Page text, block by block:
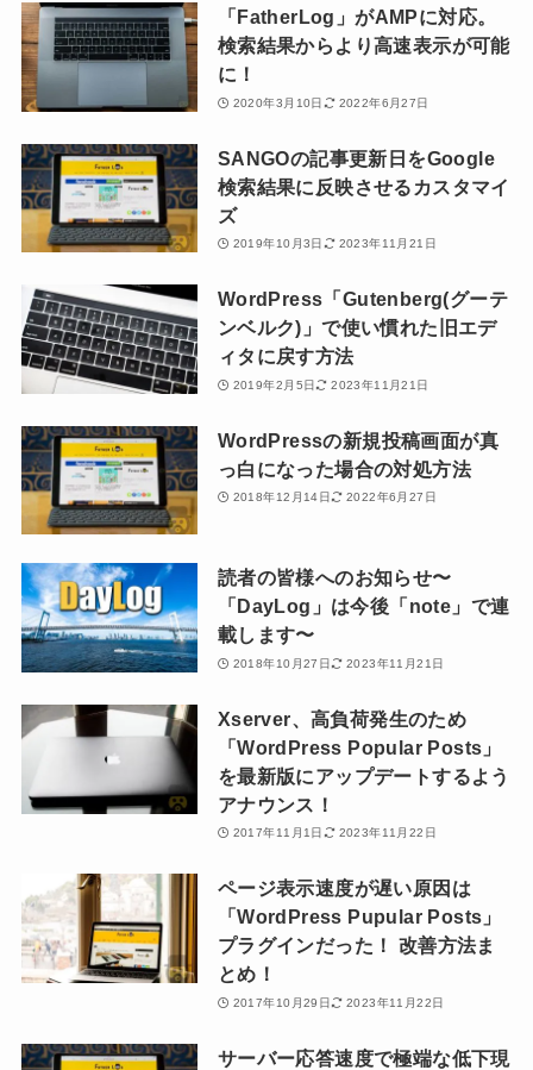
「FatherLog」がAMPに対応。
検索結果からより高速表示が可能
に！
2020年3月10日 2022年6月27日
SANGOの記事更新日をGoogle
検索結果に反映させるカスタマイ
ズ
2019年10月3日 2023年11月21日
WordPress「Gutenberg(グーテ
ンベルク)」で使い慣れた旧エデ
ィタに戻す方法
2019年2月5日 2023年11月21日
WordPressの新規投稿画面が真
っ白になった場合の対処方法
2018年12月14日 2022年6月27日
読者の皆様へのお知らせ〜
「DayLog」は今後「note」で連
載します〜
2018年10月27日 2023年11月21日
Xserver、高負荷発生のため
「WordPress Popular Posts」
を最新版にアップデートするよう
アナウンス！
2017年11月1日 2023年11月22日
ページ表示速度が遅い原因は
「WordPress Pupular Posts」
プラグインだった！ 改善方法ま
とめ！
2017年10月29日 2023年11月22日
サーバー応答速度で極端な低下現